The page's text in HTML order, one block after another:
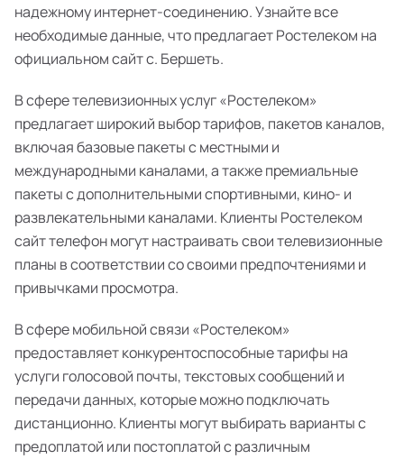
надежному интернет-соединению. Узнайте все
необходимые данные, что предлагает Ростелеком на
официальном сайт с. Бершеть.
В сфере телевизионных услуг «Ростелеком»
предлагает широкий выбор тарифов, пакетов каналов,
включая базовые пакеты с местными и
международными каналами, а также премиальные
пакеты с дополнительными спортивными, кино- и
развлекательными каналами. Клиенты Ростелеком
сайт телефон могут настраивать свои телевизионные
планы в соответствии со своими предпочтениями и
привычками просмотра.
В сфере мобильной связи «Ростелеком»
предоставляет конкурентоспособные тарифы на
услуги голосовой почты, текстовых сообщений и
передачи данных, которые можно подключать
дистанционно. Клиенты могут выбирать варианты с
предоплатой или постоплатой с различным